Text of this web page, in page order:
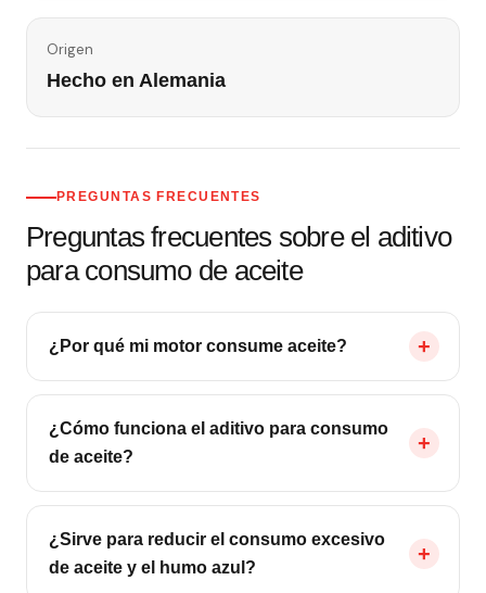
Origen
Hecho en Alemania
PREGUNTAS FRECUENTES
Preguntas frecuentes sobre el aditivo
para consumo de aceite
¿Por qué mi motor consume aceite?
¿Cómo funciona el aditivo para consumo
de aceite?
¿Sirve para reducir el consumo excesivo
de aceite y el humo azul?